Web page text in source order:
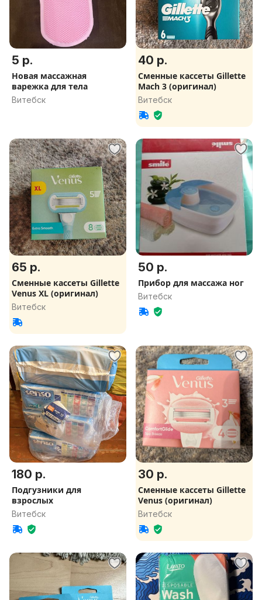
5 р.
Новая массажная
варежка для тела
Витебск
40 р.
Сменные кассеты Gillette
Mach 3 (оригинал)
Витебск
65 р.
Сменные кассеты Gillette
Venus XL (оригинал)
Витебск
50 р.
Прибор для массажа ног
Витебск
180 р.
Подгузники для
взрослых
Витебск
30 р.
Сменные кассеты Gillette
Venus (оригинал)
Витебск